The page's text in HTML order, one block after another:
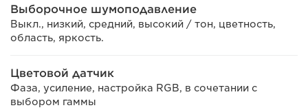
Выборочное шумоподавление
Выкл., низкий, средний, высокий / тон, цветность,
область, яркость.
Цветовой датчик
Фаза, усиление, настройка RGB, в сочетании с
выбором гаммы